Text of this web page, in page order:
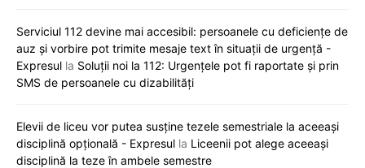
Serviciul 112 devine mai accesibil: persoanele cu deficiențe de
auz și vorbire pot trimite mesaje text în situații de urgență -
Expresul la Soluții noi la 112: Urgențele pot fi raportate și prin
SMS de persoanele cu dizabilități
Elevii de liceu vor putea susține tezele semestriale la aceeași
disciplină opțională - Expresul la Liceenii pot alege aceeași
disciplină la teze în ambele semestre